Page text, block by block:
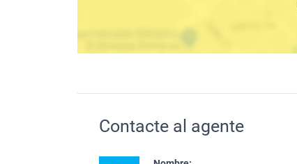
Contacte al agente